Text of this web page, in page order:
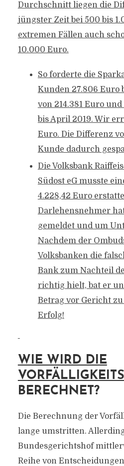
Durchschnitt liegen die
jüngster Zeit bei 500 bis
extremen Fällen auch
10.000 Euro.
So forderte die
Kunden 27.806 Euro
von 214.381 Euro
bis April 2019. Wir
Euro. Die Differenz
Kunde dadurch
Die Volksbank
Südost eG musste
4.228,42 Euro
Darlehensnehmer
gemeldet und um
Nachdem der
Volksbanken die
Bank zum Nachteil
richtig hielt, bat er
Betrag vor Gericht
Erfolg!
WIE WIRD DIE
BERECHNET?
Die Berechnung der
lange umstritten.
Bundesgerichtshof
Reihe von